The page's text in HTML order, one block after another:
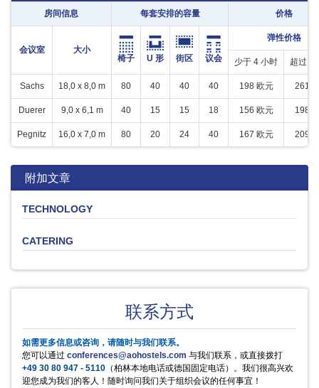
房间信息 每套安排的容量 价格
会议室
大小
椅子
U 形 街区 议会
弹性价格
少于 4 小时 超过 4
Sachs 18,0 x 8,0 m 80 40 40 40 198 欧元 261
Duerer 9,0 x 6,1 m 40 15 15 18 156 欧元 198
Pegnitz 16,0 x 7,0 m 80 20 24 40 167 欧元 209
附加文章
TECHNOLOGY
产品
Flipchart (inkl.
Verbrauchsmaterial)
1
Funkmikro, Verstärker (
Kaution € 200,-)
1 25 欧元
CATERING
单位
0,5 l Flasche
Apfelschorle
0,5 l Flasche
Pepsi Cola
0,5 l Flasche
2.2 欧元
Mirinda
0,5 l Flasche
2.9 欧元
7up
0,5 l Flasche
2.9 欧元
单位
0,33 l Flasche
regionale Bierspezialitäten0,33 l Flasche
单位
1/2 Tag p.P.
Kaffee in der Pause
pro Person / Tag
单位
Stück
Hanuta
Stück
Dänische Butterkekse
500g Dose
9.5 欧元
Saltletts Snackmix
250g Packung
3 欧元
Blechkuchen
Stück 2.5 欧元
单位
pro Person / Tag
Abendessen Buffet
pro Person / Tag
联系方式
如需更多信息或咨询，请随时与我们联系。
您可以通过 conferences@aohostels.com 与我们联系，或直接拨打
+49 30 80 947 - 5110 （柏林本地电话或德国固定电话）。我们很高兴欢
迎您成为我们的客人！随时询问我们关于组织会议的任何事宜！